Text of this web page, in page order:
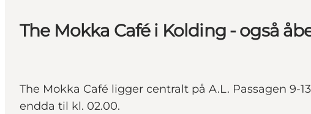
The Mokka Café i Kolding - også
The Mokka Café ligger centralt på A.L. Passagen
endda til kl. 02.00.